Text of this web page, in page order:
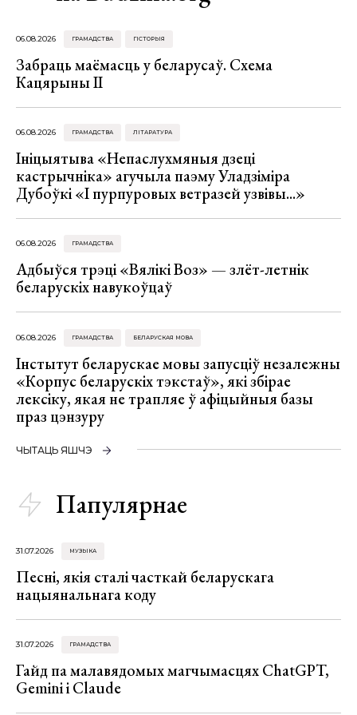
06.08.2026 ГРАМАДСТВА ГІСТОРЫЯ
Забраць маёмасць у беларусаў. Схема
Кацярыны ІІ
06.08.2026 ГРАМАДСТВА ЛІТАРАТУРА
Ініцыятыва «Непаслухмяныя дзеці
кастрычніка» агучыла паэму Уладзіміра
Дубоўкі «І пурпуровых ветразей узвівы...»
06.08.2026 ГРАМАДСТВА
Адбыўся трэці «Вялікі Воз» — злёт-летнік
беларускіх навукоўцаў
06.08.2026 ГРАМАДСТВА БЕЛАРУСКАЯ МОВА
Інстытут беларускае мовы запусціў незалежны
«Корпус беларускіх тэкстаў», які збірае
лексіку, якая не трапляе ў афіцыйныя базы
праз цэнзуру
ЧЫТАЦЬ ЯШЧЭ
Папулярнае
31.07.2026 МУЗЫКА
Песні, якія сталі часткай беларускага
нацыянальнага коду
31.07.2026 ГРАМАДСТВА
Гайд па малавядомых магчымасцях ChatGPT,
Gemini і Claude